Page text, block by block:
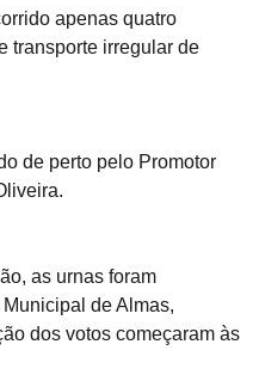
apenas quatro
transporte irregular de
de perto pelo Promotor
as urnas foram
de Almas,
dos votos começaram às